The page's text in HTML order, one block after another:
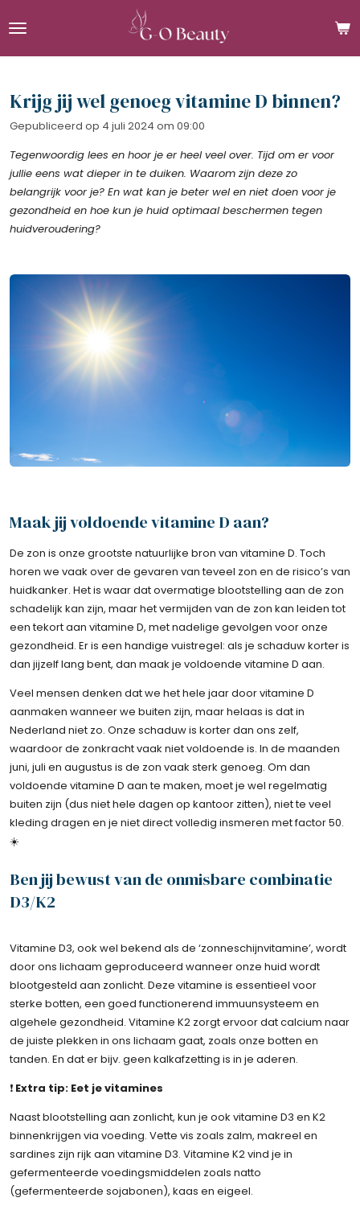
direct
naar
Krijg jij wel genoeg vitamine D binnen?
Gepubliceerd op 4 juli 2024 om 09:00
Tegenwoordig lees en hoor je er heel veel over. Tijd om er voor
jullie eens wat dieper in te duiken. Waarom zijn deze zo
belangrijk voor je? En wat kan je beter wel en niet doen voor je
gezondheid en hoe kun je huid optimaal beschermen tegen
huidveroudering?
Maak jij voldoende vitamine D aan?
De zon is onze grootste natuurlijke bron van vitamine D. Toch
horen we vaak over de gevaren van teveel zon en de risico’s van
huidkanker. Het is waar dat overmatige blootstelling aan de zon
schadelijk kan zijn, maar het vermijden van de zon kan leiden tot
een tekort aan vitamine D, met nadelige gevolgen voor onze
gezondheid. Er is een handige vuistregel: als je schaduw korter is
dan jijzelf lang bent, dan maak je voldoende vitamine D aan.
Veel mensen denken dat we het hele jaar door vitamine D
aanmaken wanneer we buiten zijn, maar helaas is dat in
Nederland niet zo. Onze schaduw is korter dan ons zelf,
waardoor de zonkracht vaak niet voldoende is. In de maanden
juni, juli en augustus is de zon vaak sterk genoeg. Om dan
voldoende vitamine D aan te maken, moet je wel regelmatig
buiten zijn (dus niet hele dagen op kantoor zitten), niet te veel
kleding dragen en je niet direct volledig insmeren met factor 50.
☀️
Ben jij bewust van de onmisbare combinatie
D3/K2
Vitamine D3, ook wel bekend als de ‘zonneschijnvitamine’, wordt
door ons lichaam geproduceerd wanneer onze huid wordt
blootgesteld aan zonlicht. Deze vitamine is essentieel voor
sterke botten, een goed functionerend immuunsysteem en
algehele gezondheid. Vitamine K2 zorgt ervoor dat calcium naar
de juiste plekken in ons lichaam gaat, zoals onze botten en
tanden. En dat er bijv. geen kalkafzetting is in je aderen.
❗ Extra tip: Eet je vitamines
Naast blootstelling aan zonlicht, kun je ook vitamine D3 en K2
binnenkrijgen via voeding. Vette vis zoals zalm, makreel en
sardines zijn rijk aan vitamine D3. Vitamine K2 vind je in
gefermenteerde voedingsmiddelen zoals natto
(gefermenteerde sojabonen), kaas en eigeel.